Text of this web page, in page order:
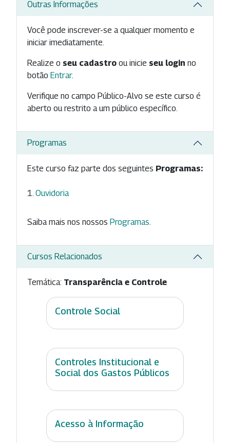
Outras Informações
Você pode inscrever-se a qualquer momento e
iniciar imediatamente.
Realize o seu cadastro ou inicie seu login no
botão Entrar.
Verifique no campo Público-Alvo se este curso é
aberto ou restrito a um público específico.
Programas
Este curso faz parte dos seguintes Programas:
Ouvidoria
Saiba mais nos nossos Programas
Cursos Relacionados
Temática: Transparência e Controle
Controle Social
Controles Institucional e
Social dos Gastos Públicos
Acesso à Informação